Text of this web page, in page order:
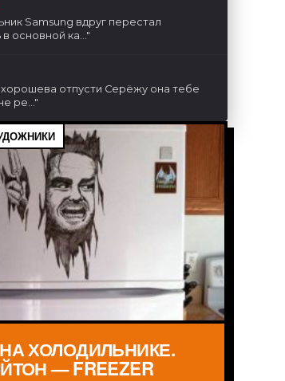
Samsung вдруг перестал
основной ка..."
хорошева отпусти Серёжу она тебе
ре..."
ХОЛОДИЛЬНИКЕ.
— FREEZER